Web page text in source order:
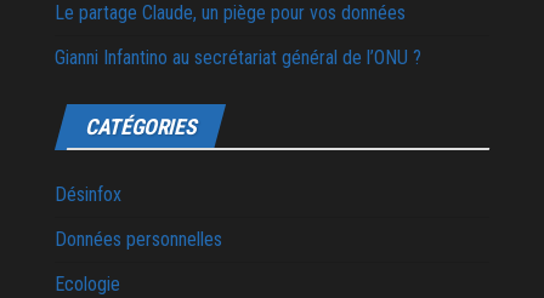
Le partage Claude, un piège pour vos données
Gianni Infantino au secrétariat général de l’ONU ?
CATÉGORIES
Désinfox
Données personnelles
Ecologie